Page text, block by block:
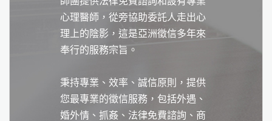
心理醫師，從旁協助委託人走出心
理上的陰影，這是亞洲徵信多年來
奉行的服務宗旨。
秉持專業、效率、誠信原則，提供
您最專業的徵信服務，包括外遇、
婚外情、抓姦、法律免費諮詢、商